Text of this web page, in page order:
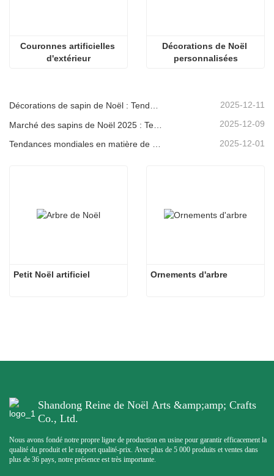
Couronnes artificielles
d'extérieur
Décorations de Noël
personnalisées
Décorations de sapin de Noël : Tendances du marché, analyse de la chaîne d'approvisionnement et guide d'achat 2025 2025-12-11
2025-12-09
2025-12-01
Petit Noël artificiel Ornements d'arbre
Shandong Reine de Noël Arts &amp;amp; Crafts
Co., Ltd.
Nous avons fondé notre propre ligne de production en usine pour garantir efficacement la
qualité du produit et le rapport qualité-prix. Avec plus de 5 000 produits et ventes dans
plus de 36 pays, notre présence est très importante.